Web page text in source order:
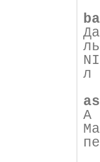
л
А